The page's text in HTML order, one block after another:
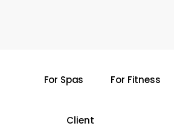
For Spas For Fitness
Client